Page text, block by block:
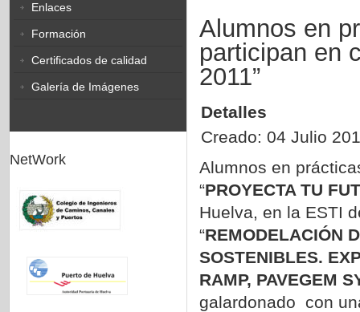
Enlaces
Formación
Certificados de calidad
Galería de Imágenes
NetWork
Alumnos en
participan en
2011”
Detalles
Creado: 04 Julio
Alumnos en
“PROYECTA TU
Huelva, en la ESTI
“REMODELACIÓN
SOSTENIBLES.
RAMP, PAVEGEM
galardonado con